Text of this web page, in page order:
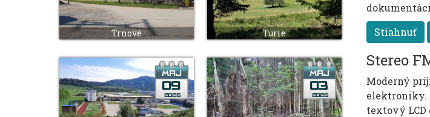
Trnové Turie
Stiahnuť
Stereo
Moderný
elektroniky.
textový LCD